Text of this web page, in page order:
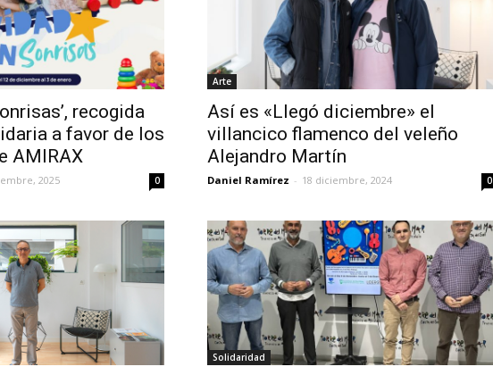
recogida
a favor de los
AMIRAX
2025 0
Arte
Así es «Llegó diciembre» el
villancico flamenco del veleño
Alejandro Martín
Daniel Ramírez - 18 diciembre, 2024 0
Solidaridad